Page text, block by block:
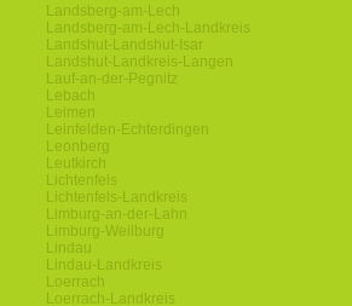
Landsberg-am-Lech
Landsberg-am-Lech-Landkreis
Landshut-Landshut-Isar
Landshut-Landkreis-Langen
Lauf-an-der-Pegnitz
Lebach
Leimen
Leinfelden-Echterdingen
Leonberg
Leutkirch
Lichtenfels
Lichtenfels-Landkreis
Limburg-an-der-Lahn
Limburg-Weilburg
Lindau
Lindau-Landkreis
Loerrach
Loerrach-Landkreis